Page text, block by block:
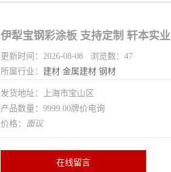
伊犁宝钢彩涂板 支持定制 轩本实业
更新时间：2026-08-08 浏览数：47
所属行业： 建材 金属建材 钢材
发货地址：上海市宝山区
产品数量：9999.00牌价电询
价格： 面议
在线留言